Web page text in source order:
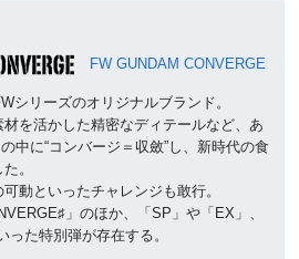
FW GUNDAM CONVERGE
シリーズのオリジナルブランド。
を活かした精密なディテールなど、あ
中に“コンバージ＝収斂”し、新時代の食
。
動といったチャレンジも敢行。
」のほか、「SP」や「EX」、
った特別弾が存在する。